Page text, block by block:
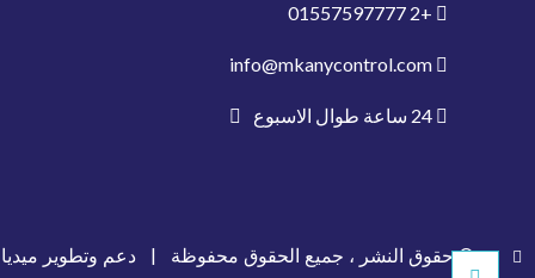
+2
01557597777
© حقوق النشر ، جميع الحقوق محفوظة | دعم وتطوير ميديا